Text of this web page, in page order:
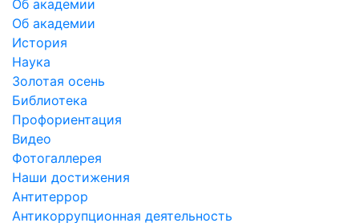
Об академии
Об академии
История
Наука
Золотая осень
Библиотека
Профориентация
Видео
Фотогаллерея
Наши достижения
Антитеррор
Антикоррупционная деятельность